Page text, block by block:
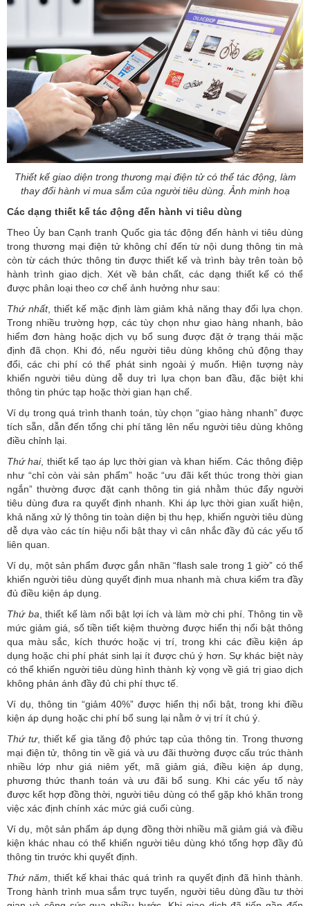
Thiết kế giao diện trong thương mại điện tử có thể tác động, làm
thay đổi hành vi mua sắm của người tiêu dùng. Ảnh minh hoạ
Các dạng thiết kế tác động đến hành vi tiêu dùng
Theo Ủy ban Cạnh tranh Quốc giatác động đến hành vi tiêu dùng
trong thương mại điện tử không chỉ đến từ nội dung thông tin mà
còn từ cách thức thông tin được thiết kế và trình bày trên toàn bộ
hành trình giao dịch. Xét về bản chất, các dạng thiết kế có thể
được phân loại theo cơ chế ảnh hưởng như sau:
Thứ nhất, thiết kế mặc định làm giảm khả năng thay đổi lựa chọn.
Trong nhiều trường hợp, các tùy chọn như giao hàng nhanh, bảo
hiểm đơn hàng hoặc dịch vụ bổ sung được đặt ở trạng thái mặc
định đã chọn. Khi đó, nếu người tiêu dùng không chủ động thay
đổi, các chi phí có thể phát sinh ngoài ý muốn. Hiện tượng này
khiến người tiêu dùng dễ duy trì lựa chọn ban đầu, đặc biệt khi
thông tin phức tạp hoặc thời gian hạn chế.
Ví dụ trong quá trình thanh toán, tùy chọn “giao hàng nhanh” được
tích sẵn, dẫn đến tổng chi phí tăng lên nếu người tiêu dùng không
điều chỉnh lại.
Thứ hai, thiết kế tạo áp lực thời gian và khan hiếm. Các thông điệp
như “chỉ còn vài sản phẩm” hoặc “ưu đãi kết thúc trong thời gian
ngắn” thường được đặt cạnh thông tin giá nhằm thúc đẩy người
tiêu dùng đưa ra quyết định nhanh. Khi áp lực thời gian xuất hiện,
khả năng xử lý thông tin toàn diện bị thu hẹp, khiến người tiêu dùng
dễ dựa vào các tín hiệu nổi bật thay vì cân nhắc đầy đủ các yếu tố
liên quan.
Ví dụ, một sản phẩm được gắn nhãn “flash sale trong 1 giờ” có thể
khiến người tiêu dùng quyết định mua nhanh mà chưa kiểm tra đầy
đủ điều kiện áp dụng.
Thứ ba, thiết kế làm nổi bật lợi ích và làm mờ chi phí. Thông tin về
mức giảm giá, số tiền tiết kiệm thường được hiển thị nổi bật thông
qua màu sắc, kích thước hoặc vị trí, trong khi các điều kiện áp
dụng hoặc chi phí phát sinh lại ít được chú ý hơn. Sự khác biệt này
có thể khiến người tiêu dùng hình thành kỳ vọng về giá trị giao dịch
không phản ánh đầy đủ chi phí thực tế.
Ví dụ, thông tin “giảm 40%” được hiển thị nổi bật, trong khi điều
kiện áp dụng hoặc chi phí bổ sung lại nằm ở vị trí ít chú ý.
Thứ tư, thiết kế gia tăng độ phức tạp của thông tin. Trong thương
mại điện tử, thông tin về giá và ưu đãi thường được cấu trúc thành
nhiều lớp như giá niêm yết, mã giảm giá, điều kiện áp dụng,
phương thức thanh toán và ưu đãi bổ sung. Khi các yếu tố này
được kết hợp đồng thời, người tiêu dùng có thể gặp khó khăn trong
việc xác định chính xác mức giá cuối cùng.
Ví dụ, một sản phẩm áp dụng đồng thời nhiều mã giảm giá và điều
kiện khác nhau có thể khiến người tiêu dùng khó tổng hợp đầy đủ
thông tin trước khi quyết định.
Thứ năm, thiết kế khai thác quá trình ra quyết định đã hình thành.
Trong hành trình mua sắm trực tuyến, người tiêu dùng đầu tư thời